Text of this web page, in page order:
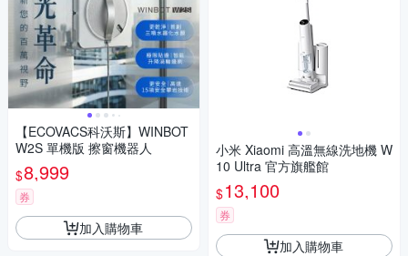
【ECOVACS科沃斯】WINBOT
W2S 單機版 擦窗機器人
$8,999
券
加入購物車
小米 Xiaomi 高溫無線洗地機 W
10 Ultra 官方旗艦館
$13,100
券
加入購物車